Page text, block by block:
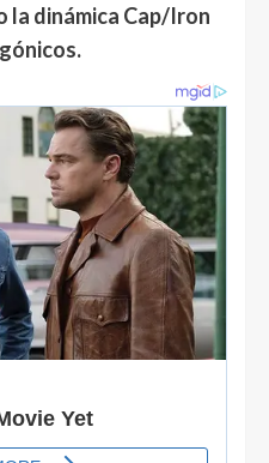
la dinámica Cap/Iron